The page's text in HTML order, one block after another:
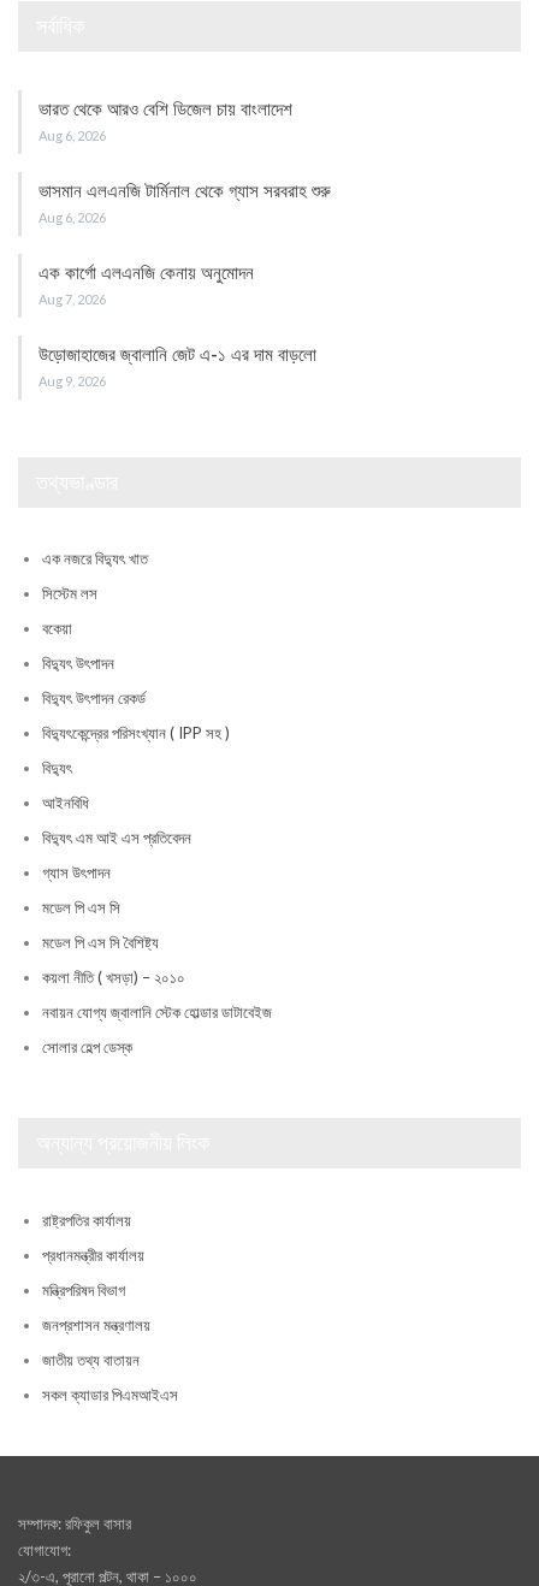
ভারত থেকে আরও বেশি ডিজেল চায় বাংলাদেশ
Aug 6, 2026
ভাসমান এলএনজি টার্মিনাল থেকে গ্যাস সরবরাহ শুরু
Aug 6, 2026
এক কার্গো এলএনজি কেনায় অনুমোদন
Aug 7, 2026
উড়োজাহাজের জ্বালানি জেট এ-১ এর দাম বাড়লো
Aug 9, 2026
এক নজরে বিদ্যুৎ খাত
সিস্টেম লস
বকেয়া
বিদ্যুৎ উৎপাদন
বিদ্যুৎ উৎপাদন রেকর্ড
বিদ্যুৎকেন্দ্রের পরিসংখ্যান ( IPP সহ )
বিদ্যুৎ
আইনবিধি
বিদ্যুৎ এম আই এস প্রতিবেদন
গ্যাস উৎপাদন
মডেল পি এস সি
মডেল পি এস সি বৈশিষ্ট্য
কয়লা নীতি ( খসড়া) – ২০১০
নবায়ন যোগ্য জ্বালানি স্টেক হোল্ডার ডাটাবেইজ
সোলার হেল্প ডেস্ক
রাষ্ট্রপতির কার্যালয়
প্রধানমন্ত্রীর কার্যালয়
মন্ত্রিপরিষদ বিভাগ
জনপ্রশাসন মন্ত্রণালয়
জাতীয় তথ্য বাতায়ন
সকল ক্যাডার পিএমআইএস
সম্পাদক: রফিকুল বাসার
যোগাযোগ:
২/৩-এ, পূরানো পল্টন, থাকা – ১০০০